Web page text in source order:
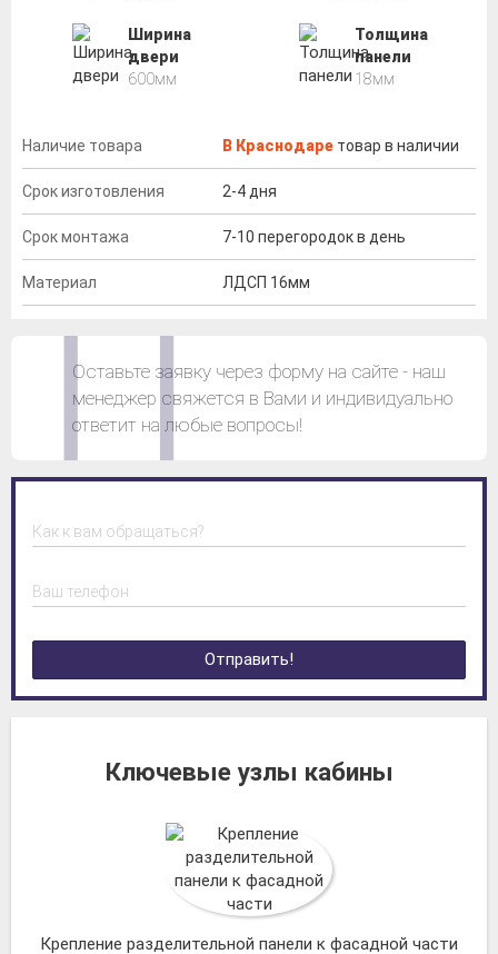
Ширина
двери
600мм
Толщина
панели
18мм
Наличие товара В Краснодаре товар в наличии
Срок изготовления 2-4 дня
Срок монтажа 7-10 перегородок в день
Материал ЛДСП 16мм
Оставьте заявку через форму на сайте - наш
менеджер свяжется в Вами и индивидуально
ответит на любые вопросы!
Как к вам обращаться?
Ваш телефон
Отправить!
Ключевые узлы кабины
Крепление разделительной панели к фасадной части